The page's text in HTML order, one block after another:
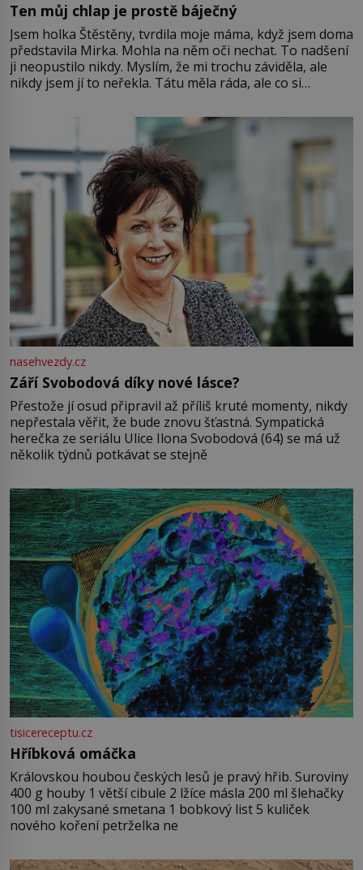
Ten můj chlap je prostě báječný
Jsem holka Štěstěny, tvrdila moje máma, když jsem doma
představila Mirka. Mohla na něm oči nechat. To nadšení
ji neopustilo nikdy. Myslím, že mi trochu záviděla, ale
nikdy jsem jí to neřekla. Tátu měla ráda, ale co si
Jsme spolu moc rádi Tehdy byla jiná doba, když
nasehvezdy.cz
Září Svobodová díky nové lásce?
Přestože jí osud připravil až příliš kruté momenty, nikdy
nepřestala věřit, že bude znovu šťastná. Sympatická
herečka ze seriálu Ulice Ilona Svobodová (64) se má už
několik týdnů potkávat se stejně
tisicereceptu.cz
Hříbková omáčka
Královskou houbou českých lesů je pravý hřib. Suroviny
400 g houby 1 větší cibule 2 lžíce másla 200 ml šlehačky
100 ml zakysané smetana 1 bobkový list 5 kuliček
nového koření petrželka ne